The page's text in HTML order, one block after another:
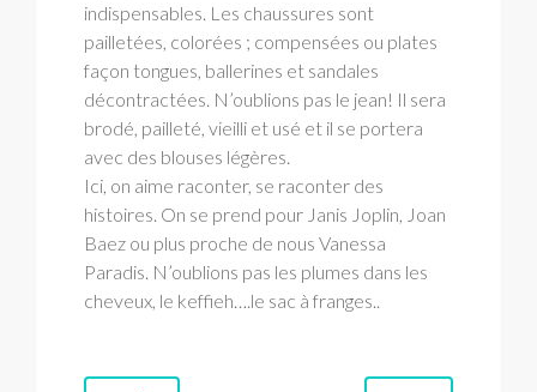
indispensables. Les chaussures sont
pailletées, colorées ; compensées ou plates
façon tongues, ballerines et sandales
décontractées. N’oublions pas le jean! Il sera
brodé, pailleté, vieilli et usé et il se portera
avec des blouses légères.
Ici, on aime raconter, se raconter des
histoires. On se prend pour Janis Joplin, Joan
Baez ou plus proche de nous Vanessa
Paradis. N’oublions pas les plumes dans les
cheveux, le keffieh….le sac à franges..